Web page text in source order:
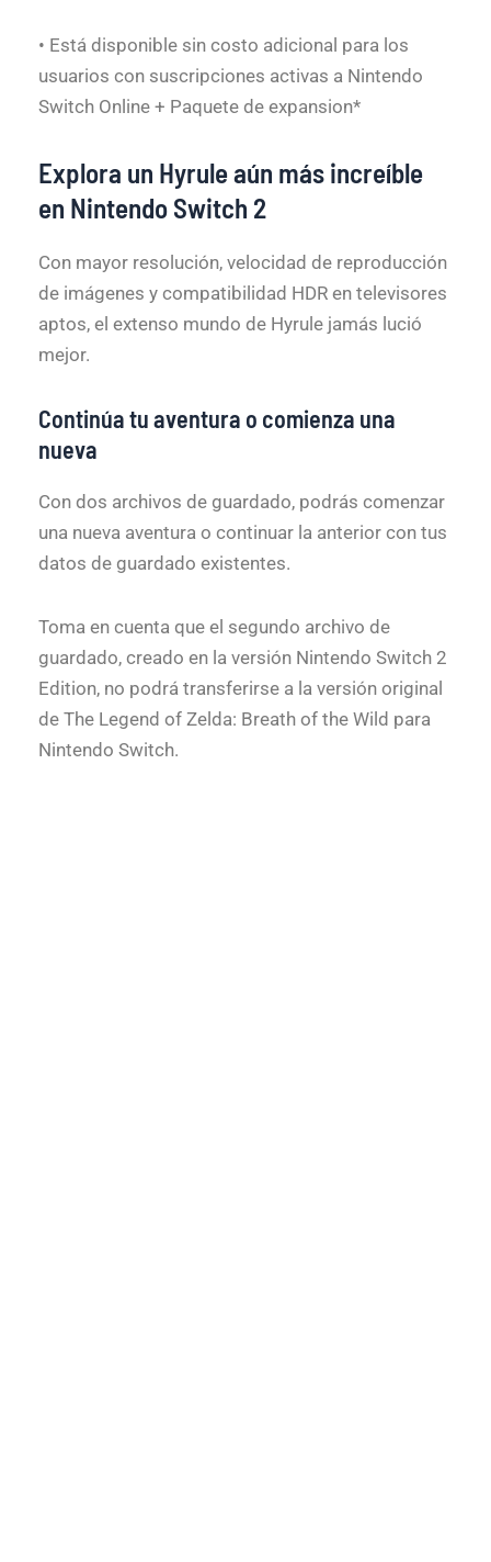
• Está disponible sin costo adicional para los
usuarios con suscripciones activas a Nintendo
Switch Online + Paquete de expansion*
Explora un Hyrule aún más increíble
en Nintendo Switch 2
Con mayor resolución, velocidad de reproducción
de imágenes y compatibilidad HDR en televisores
aptos, el extenso mundo de Hyrule jamás lució
mejor.
Continúa tu aventura o comienza una
nueva
Con dos archivos de guardado, podrás comenzar
una nueva aventura o continuar la anterior con tus
datos de guardado existentes.
Toma en cuenta que el segundo archivo de
guardado, creado en la versión Nintendo Switch 2
Edition, no podrá transferirse a la versión original
de The Legend of Zelda: Breath of the Wild para
Nintendo Switch.